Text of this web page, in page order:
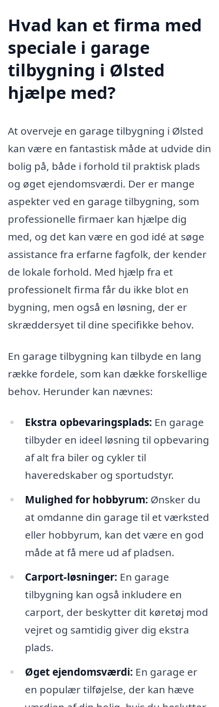
Hvad kan et firma med
speciale i garage
tilbygning i Ølsted
hjælpe med?
At overveje en garage tilbygning i Ølsted
kan være en fantastisk måde at udvide din
bolig på, både i forhold til praktisk plads
og øget ejendomsværdi. Der er mange
aspekter ved en garage tilbygning, som
professionelle firmaer kan hjælpe dig
med, og det kan være en god idé at søge
assistance fra erfarne fagfolk, der kender
de lokale forhold. Med hjælp fra et
professionelt firma får du ikke blot en
bygning, men også en løsning, der er
skræddersyet til dine specifikke behov.
En garage tilbygning kan tilbyde en lang
række fordele, som kan dække forskellige
behov. Herunder kan nævnes:
Ekstra opbevaringsplads: En garage
tilbyder en ideel løsning til opbevaring
af alt fra biler og cykler til
haveredskaber og sportudstyr.
Mulighed for hobbyrum: Ønsker du
at omdanne din garage til et værksted
eller hobbyrum, kan det være en god
måde at få mere ud af pladsen.
Carport-løsninger: En garage
tilbygning kan også inkludere en
carport, der beskytter dit køretøj mod
vejret og samtidig giver dig ekstra
plads.
Øget ejendomsværdi: En garage er
en populær tilføjelse, der kan hæve